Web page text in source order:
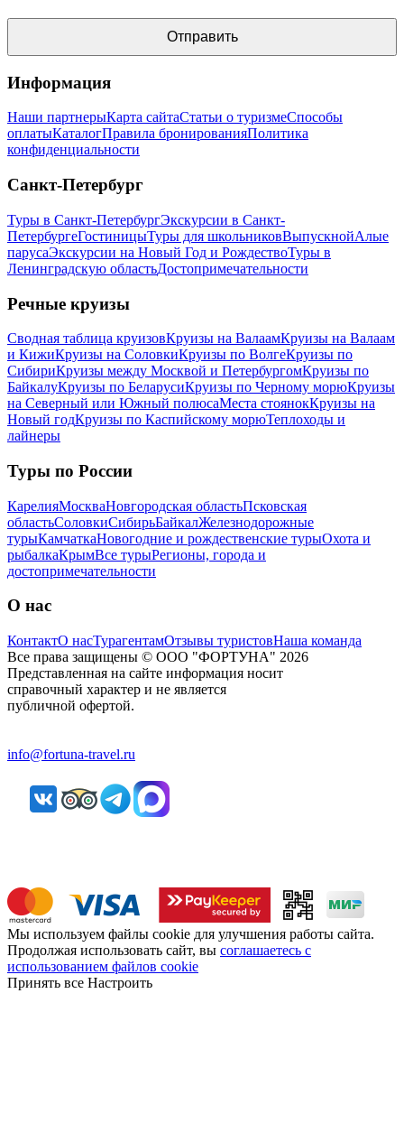
Информация
Наши партнерыКарта сайтаСтатьи о туризмеСпособы
оплатыКаталогПравила бронированияПолитика
конфиденциальности
Санкт-Петербург
Туры в Санкт-ПетербургЭкскурсии в Санкт-
ПетербургеГостиницыТуры для школьниковВыпускнойАлые
парусаЭкскурсии на Новый Год и РождествоТуры в
Ленинградскую областьДостопримечательности
Речные круизы
Сводная таблица круизовКруизы на ВалаамКруизы на Валаам
и КижиКруизы на СоловкиКруизы по ВолгеКруизы по
СибириКруизы между Москвой и ПетербургомКруизы по
БайкалуКруизы по БеларусиКруизы по Черному морюКруизы
на Северный или Южный полюсаМеста стоянокКруизы на
Новый годКруизы по Каспийскому морюТеплоходы и
лайнеры
Туры по России
КарелияМоскваНовгородская областьПсковская
областьСоловкиСибирьБайкалЖелезнодорожные
турыКамчаткаНовогодние и рождественские турыОхота и
рыбалкаКрымВсе турыРегионы, города и
достопримечательности
О нас
КонтактО насТурагентамОтзывы туристовНаша команда
Все права защищены © ООО "ФОРТУНА" 2026
Представленная на сайте информация носит
справочный характер и не является
публичной офертой.
info@fortuna-travel.ru
Мы используем файлы cookie для улучшения работы сайта.
Продолжая использовать сайт, вы соглашаетесь с
использованием файлов cookie
Принять все Настроить